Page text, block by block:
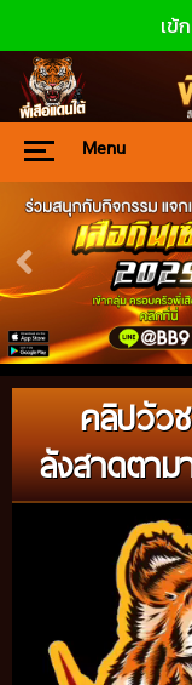
เข้
Menu
คลิปวัว
ลังสาดตาม